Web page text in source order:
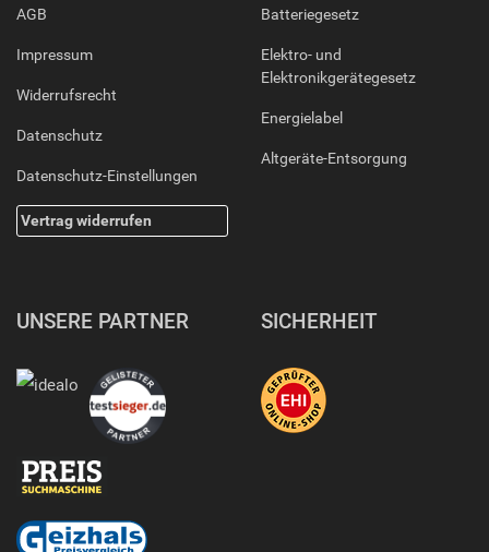
AGB
Impressum
Widerrufsrecht
Datenschutz
Datenschutz-Einstellungen
Vertrag widerrufen
Batteriegesetz
Elektro- und
Elektronikgerätegesetz
Energielabel
Altgeräte-Entsorgung
UNSERE PARTNER SICHERHEIT